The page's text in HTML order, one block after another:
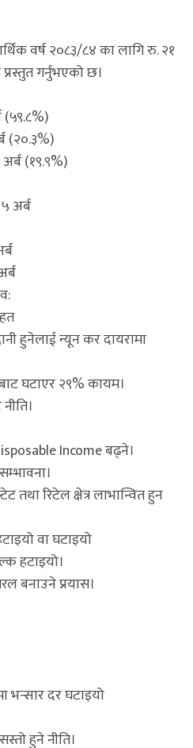
वर्ष २०८३/८४ का लागि रु. २१
गर्नुभएको छ।
(२०.३%)
(१९.९%)
अर्ब
हुनेलाई न्यून कर दायरामा
घटाएर २९% कायम।
Income बढ्ने।
तथा रिटेल क्षेत्र लाभान्वित हुन
वा घटाइयो
हटाइयो।
बनाउने प्रयास।
भन्सार दर घटाइयो
हुने नीति।